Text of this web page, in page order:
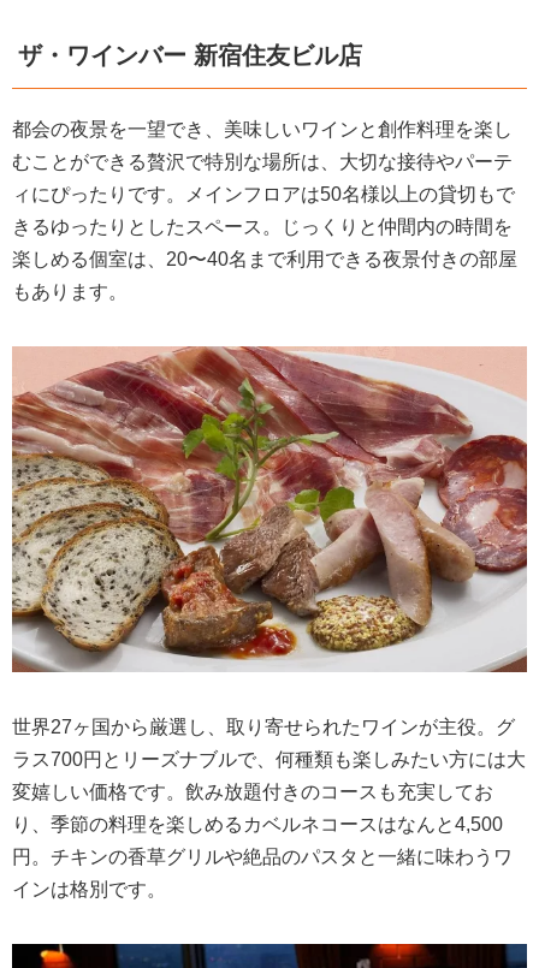
ザ・ワインバー 新宿住友ビル店
都会の夜景を一望でき、美味しいワインと創作料理を楽し
むことができる贅沢で特別な場所は、大切な接待やパーテ
ィにぴったりです。メインフロアは50名様以上の貸切もで
きるゆったりとしたスペース。じっくりと仲間内の時間を
楽しめる個室は、20〜40名まで利用できる夜景付きの部屋
もあります。
世界27ヶ国から厳選し、取り寄せられたワインが主役。グ
ラス700円とリーズナブルで、何種類も楽しみたい方には大
変嬉しい価格です。飲み放題付きのコースも充実してお
り、季節の料理を楽しめるカベルネコースはなんと4,500
円。チキンの香草グリルや絶品のパスタと一緒に味わうワ
インは格別です。